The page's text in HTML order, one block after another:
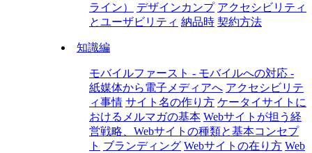
ライン）
デザインカンプ アクセシビリティ
とユーザビリティ 納品時 契約方法
知識編
モバイルファースト - モバイルへの対応 -
紙媒体から電子メディアへ アクセシビリテ
ィ事情 サイト名の作り方 ケータイサイトに
おけるメルマガの基本 Webサイトが担う経
営戦略、Webサイトの種類と基本コンセプ
ト ブランディング Webサイトの在り方 Web